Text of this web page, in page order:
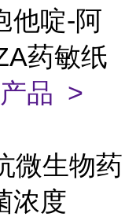
他啶-阿
药敏纸
品 >
微生物药
浓度